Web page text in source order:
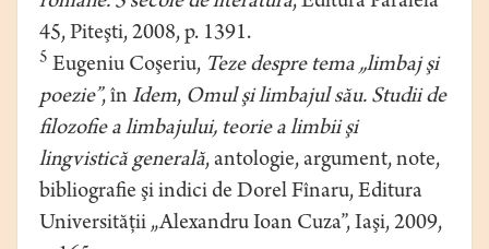
45, Piteşti, 2008, p. 1391.
5 Eugeniu Coşeriu, Teze despre tema „limbaj şi
poezie”, în Idem, Omul şi limbajul său. Studii de
filozofie a limbajului, teorie a limbii şi
lingvistică generală, antologie, argument, note,
bibliografie şi indici de Dorel Fînaru, Editura
Universităţii „Alexandru Ioan Cuza”, Iaşi, 2009,